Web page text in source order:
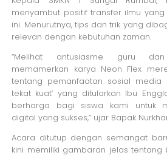
menyambut positif transfer ilmu
ini. Menurutnya, tips dan trik yang
relevan dengan kebutuhan zaman.
“Melihat antusiasme guru
memamerkan karya Neon Flex
tentang pemanfaatan sosial media
tekat kuat’ yang ditularkan Ibu
berharga bagi siswa kami untuk
digital yang sukses,” ujar Bapak
Acara ditutup dengan semangat
kini memiliki gambaran jelas